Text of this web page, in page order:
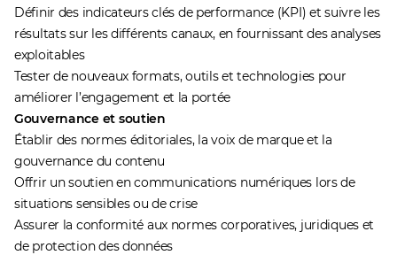
Définir des indicateurs clés de performance (KPI) et suivre les
résultats sur les différents canaux, en fournissant des analyses
exploitables
Tester de nouveaux formats, outils et technologies pour
améliorer l’engagement et la portée
Gouvernance et soutien
Établir des normes éditoriales, la voix de marque et la
gouvernance du contenu
Offrir un soutien en communications numériques lors de
situations sensibles ou de crise
Assurer la conformité aux normes corporatives, juridiques et
de protection des données